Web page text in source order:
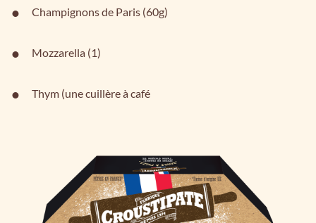
Champignons de Paris (60g)
Mozzarella (1)
Thym (une cuillère à café